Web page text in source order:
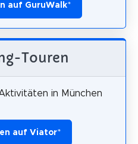
auf GuruWalk*
Touren
in München
auf Viator*